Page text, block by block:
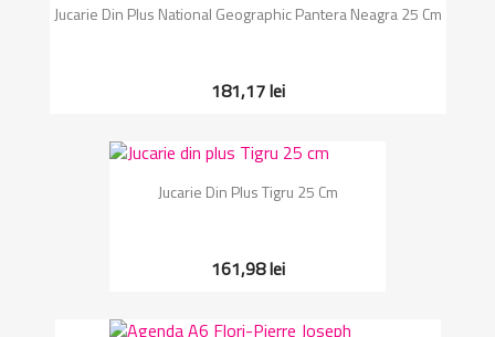
Jucarie Din Plus National Geographic Pantera Neagra 25 Cm
181,17 lei
Jucarie Din Plus Tigru 25 Cm
161,98 lei